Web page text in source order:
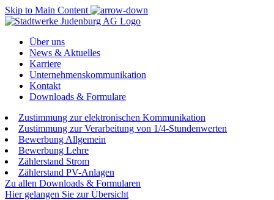
Skip to Main Content
Über uns
News & Aktuelles
Karriere
Unternehmenskommunikation
Kontakt
Downloads & Formulare
Zustimmung zur elektronischen Kommunikation
Zustimmung zur Verarbeitung von 1/4-Stundenwerten
Bewerbung Allgemein
Bewerbung Lehre
Zählerstand Strom
Zählerstand PV-Anlagen
Zu allen Downloads & Formularen
Hier gelangen Sie zur Übersicht